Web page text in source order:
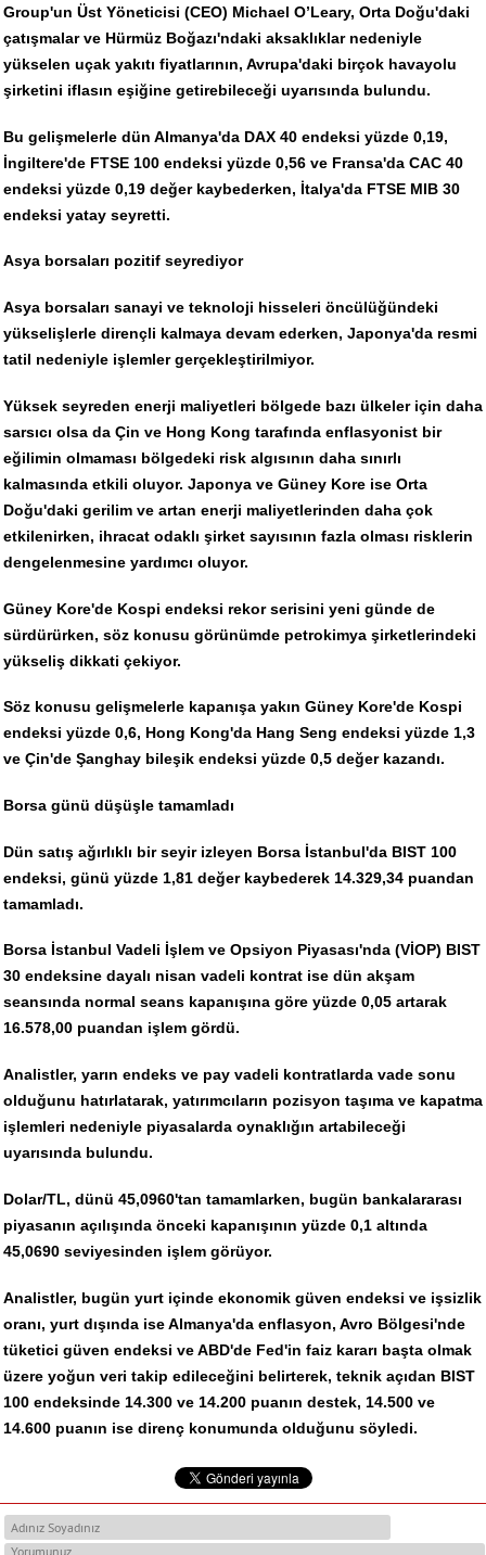
Group'un Üst Yöneticisi (CEO) Michael O’Leary, Orta Doğu'daki
çatışmalar ve Hürmüz Boğazı'ndaki aksaklıklar nedeniyle
yükselen uçak yakıtı fiyatlarının, Avrupa'daki birçok havayolu
şirketini iflasın eşiğine getirebileceği uyarısında bulundu.
Bu gelişmelerle dün Almanya'da DAX 40 endeksi yüzde 0,19,
İngiltere'de FTSE 100 endeksi yüzde 0,56 ve Fransa'da CAC 40
endeksi yüzde 0,19 değer kaybederken, İtalya'da FTSE MIB 30
endeksi yatay seyretti.
Asya borsaları pozitif seyrediyor
Asya borsaları sanayi ve teknoloji hisseleri öncülüğündeki
yükselişlerle dirençli kalmaya devam ederken, Japonya'da resmi
tatil nedeniyle işlemler gerçekleştirilmiyor.
Yüksek seyreden enerji maliyetleri bölgede bazı ülkeler için daha
sarsıcı olsa da Çin ve Hong Kong tarafında enflasyonist bir
eğilimin olmaması bölgedeki risk algısının daha sınırlı
kalmasında etkili oluyor. Japonya ve Güney Kore ise Orta
Doğu'daki gerilim ve artan enerji maliyetlerinden daha çok
etkilenirken, ihracat odaklı şirket sayısının fazla olması risklerin
dengelenmesine yardımcı oluyor.
Güney Kore'de Kospi endeksi rekor serisini yeni günde de
sürdürürken, söz konusu görünümde petrokimya şirketlerindeki
yükseliş dikkati çekiyor.
Söz konusu gelişmelerle kapanışa yakın Güney Kore'de Kospi
endeksi yüzde 0,6, Hong Kong'da Hang Seng endeksi yüzde 1,3
ve Çin'de Şanghay bileşik endeksi yüzde 0,5 değer kazandı.
Borsa günü düşüşle tamamladı
Dün satış ağırlıklı bir seyir izleyen Borsa İstanbul'da BIST 100
endeksi, günü yüzde 1,81 değer kaybederek 14.329,34 puandan
tamamladı.
Borsa İstanbul Vadeli İşlem ve Opsiyon Piyasası'nda (VİOP) BIST
30 endeksine dayalı nisan vadeli kontrat ise dün akşam
seansında normal seans kapanışına göre yüzde 0,05 artarak
16.578,00 puandan işlem gördü.
Analistler, yarın endeks ve pay vadeli kontratlarda vade sonu
olduğunu hatırlatarak, yatırımcıların pozisyon taşıma ve kapatma
işlemleri nedeniyle piyasalarda oynaklığın artabileceği
uyarısında bulundu.
Dolar/TL, dünü 45,0960'tan tamamlarken, bugün bankalararası
piyasanın açılışında önceki kapanışının yüzde 0,1 altında
45,0690 seviyesinden işlem görüyor.
Analistler, bugün yurt içinde ekonomik güven endeksi ve işsizlik
oranı, yurt dışında ise Almanya'da enflasyon, Avro Bölgesi'nde
tüketici güven endeksi ve ABD'de Fed'in faiz kararı başta olmak
üzere yoğun veri takip edileceğini belirterek, teknik açıdan BIST
100 endeksinde 14.300 ve 14.200 puanın destek, 14.500 ve
14.600 puanın ise direnç konumunda olduğunu söyledi.